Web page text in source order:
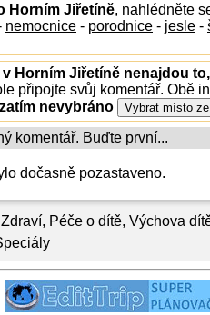
Zdraví, Péče o dítě, Výchova
Horním Jiřetíně, nahlédněte
nemocnice - porodnice - jesle -
Horním Jiřetíně nenajdou
připojte svůj komentář. Obě
zatím nevybráno
komentář. Buďte první...
dočasně pozastaveno.